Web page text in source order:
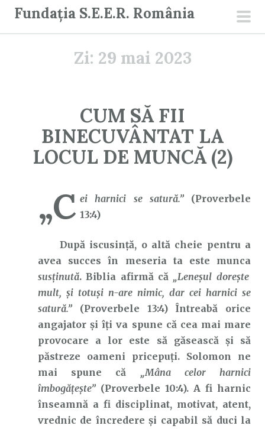
Fundația S.E.E.R. România
Zi: 29 mai 2023
CUM SĂ FII
BINECUVÂNTAT LA
LOCUL DE MUNCĂ (2)
„C ei harnici se satură.”(Proverbele
13:4)
După iscusință, o altă cheie pentru a
avea succes în meseria ta este munca
susținută. Biblia afirmă că „Leneşul doreşte
mult, şi totuşi n-are nimic, dar cei harnici se
satură.” (Proverbele 13:4) Întreabă orice
angajator și îți va spune că cea mai mare
provocare a lor este să găsească și să
păstreze oameni pricepuți. Solomon ne
mai spune că „Mâna celor harnici
îmbogăţeşte” (Proverbele 10:4). A fi harnic
înseamnă a fi disciplinat, motivat, atent,
vrednic de încredere și capabil să duci la